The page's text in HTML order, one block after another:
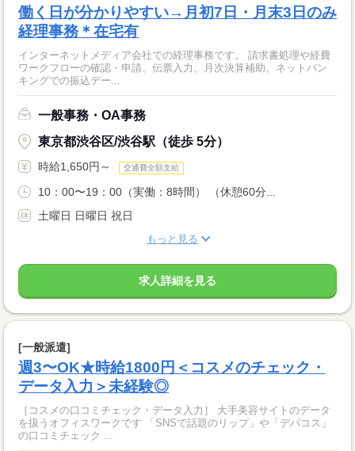
働く日が分かりやすい→月初7日・月末3日のみ
経理事務＊在宅有
インターネットメディア会社での経理事務です。 請求書処理や経費
ワークフローの確認・申請、伝票入力、月次決算補助、ネットバン
キングでの振込デー...
一般事務・OA事務
東京都渋谷区/渋谷駅（徒歩 5分）
時給1,650円～ 交通費全額支給
10：00〜19：00（実働：8時間） （休憩60分...
土曜日 日曜日 祝日
もっと見る
求人詳細を見る
[一般派遣]
週3〜OK★時給1800円＜コスメのチェック・
データ入力＞未経験◎
［コスメの口コミチェック・データ入力］ 大手美容サイトのデータ
を扱うオフィスワークです 「SNSで話題のリップ」や「デパコス」
の口コミチェック ...